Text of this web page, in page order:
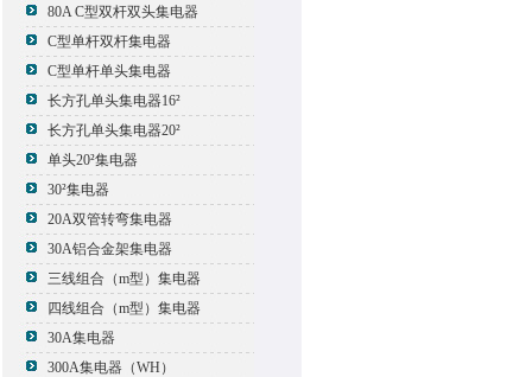
80A C型双杆双头集电器
C型单杆双杆集电器
C型单杆单头集电器
长方孔单头集电器16²
长方孔单头集电器20²
单头20²集电器
30²集电器
20A双管转弯集电器
30A铝合金架集电器
三线组合（m型）集电器
四线组合（m型）集电器
30A集电器
300A集电器（WH）